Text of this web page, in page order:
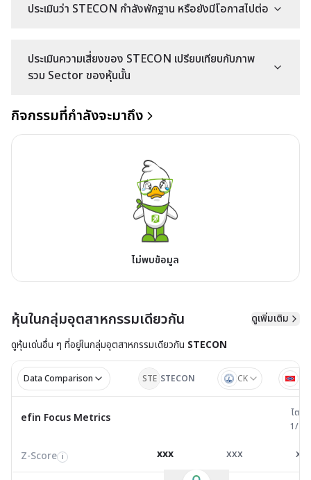
ประเมินว่า STECON กำลังพักฐาน หรือยังมีโอกาสไปต่อ
ประเมินความเสี่ยงของ STECON เปรียบเทียบกับภาพ
รวม Sector ของหุ้นนั้น
กิจกรรมที่กำลังจะมาถึง
ไม่พบข้อมูล
หุ้นในกลุ่มอุตสาหกรรมเดียวกัน
ดูเพิ่มเติม
ดูหุ้นเด่นอื่น ๆ ที่อยู่ในกลุ่มอุตสาหกรรมเดียวกัน STECON
Data Comparison STE STECON CK
efin Focus Metrics ไตรมาส
Z-Score i 1.00 0.94
Monitor C-Score
0.00 0.00
efin Focus Metrics
ไตรม
1/
Z-Score i
EV/EBITDA
Z-Score i xxx xxx